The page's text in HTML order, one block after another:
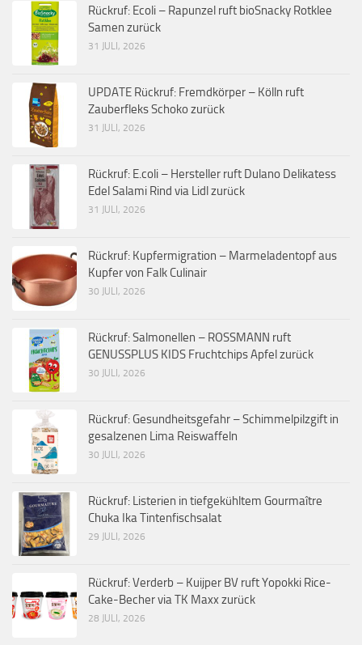
Rückruf: Ecoli – Rapunzel ruft bioSnacky Rotklee
Samen zurück
31 JULI, 2026
UPDATE Rückruf: Fremdkörper – Kölln ruft
Zauberfleks Schoko zurück
31 JULI, 2026
Rückruf: E.coli – Hersteller ruft Dulano Delikatess
Edel Salami Rind via Lidl zurück
31 JULI, 2026
Rückruf: Kupfermigration – Marmeladentopf aus
Kupfer von Falk Culinair
30 JULI, 2026
Rückruf: Salmonellen – ROSSMANN ruft
GENUSSPLUS KIDS Fruchtchips Apfel zurück
30 JULI, 2026
Rückruf: Gesundheitsgefahr – Schimmelpilzgift in
gesalzenen Lima Reiswaffeln
30 JULI, 2026
Rückruf: Listerien in tiefgekühltem Gourmaître
Chuka Ika Tintenfischsalat
29 JULI, 2026
Rückruf: Verderb – Kuijper BV ruft Yopokki Rice-
Cake-Becher via TK Maxx zurück
28 JULI, 2026